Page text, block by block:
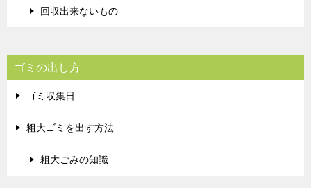
回収出来ないもの
ゴミの出し方
ゴミ収集日
粗大ゴミを出す方法
粗大ごみの知識